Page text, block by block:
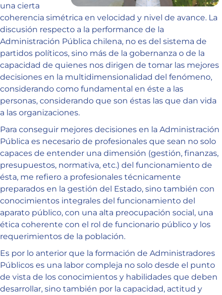
una cierta
coherencia simétrica en velocidad y nivel de avance. La
discusión respecto a la performance de la
Administración Pública chilena, no es del sistema de
partidos políticos, sino más de la gobernanza o de la
capacidad de quienes nos dirigen de tomar las mejores
decisiones en la multidimensionalidad del fenómeno,
considerando como fundamental en éste a las
personas, considerando que son éstas las que dan vida
a las organizaciones.
Para conseguir mejores decisiones en la Administración
Pública es necesario de profesionales que sean no solo
capaces de entender una dimensión (gestión, finanzas,
presupuestos, normativa, etc.) del funcionamiento de
ésta, me refiero a profesionales técnicamente
preparados en la gestión del Estado, sino también con
conocimientos integrales del funcionamiento del
aparato público, con una alta preocupación social, una
ética coherente con el rol de funcionario público y los
requerimientos de la población.
Es por lo anterior que la formación de Administradores
Públicos es una labor compleja no solo desde el punto
de vista de los conocimientos y habilidades que deben
desarrollar, sino también por la capacidad, actitud y